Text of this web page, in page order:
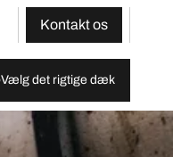
Kontakt os
Vælg det rigtige dæk